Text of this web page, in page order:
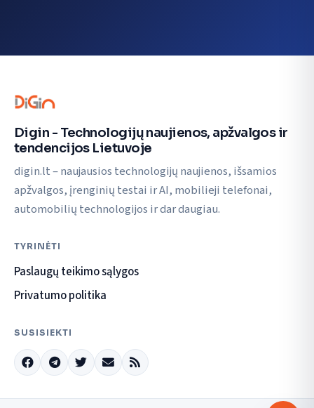
Digin - Technologijų naujienos, apžvalgos ir
tendencijos Lietuvoje
digin.lt – naujausios technologijų naujienos, išsamios
apžvalgos, įrenginių testai ir AI, mobilieji telefonai,
automobilių technologijos ir dar daugiau.
TYRINĖTI
Paslaugų teikimo sąlygos
Privatumo politika
SUSISIEKTI